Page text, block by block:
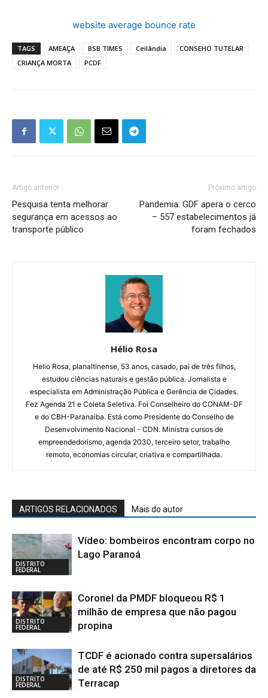
website average bounce rate
TAGS AMEAÇA BSB TIMES Ceilândia
CONSEHO TUTELAR
CRIANÇA MORTA
PCDF
Artigo anterior
Pesquisa tenta melhorar
segurança em acessos ao
transporte público
Próximo artigo
Pandemia: GDF apera o cerco
– 557 estabelecimentos já
foram fechados
Hélio Rosa
Helio Rosa, planaltinense, 53 anos, casado, pai de três filhos,
estudou ciências naturais e gestão pública. Jornalista e
especialista em Administração Pública e Gerência de Cidades.
Fez Agenda 21 e Coleta Seletiva. Foi Conselheiro do CONAM-DF
e do CBH-Paranaiba. Está como Presidente do Conselho de
Desenvolvimento Nacional - CDN. Ministra cursos de
empreendedorismo, agenda 2030, terceiro setor, trabalho
remoto, economias circular, criativa e compartilhada.
ARTIGOS RELACIONADOS Mais do autor
DISTRITO
FEDERAL
Vídeo: bombeiros encontram corpo no
Lago Paranoá
DISTRITO
FEDERAL
Coronel da PMDF bloqueou R$ 1
milhão de empresa que não pagou
propina
DISTRITO
FEDERAL
TCDF é acionado contra supersalários
de até R$ 250 mil pagos a diretores da
Terracap